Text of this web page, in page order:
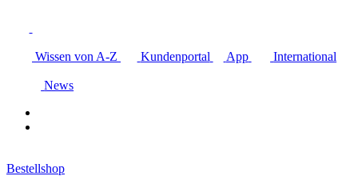
Wissen von A-Z Kundenportal App International
News
Bestellshop